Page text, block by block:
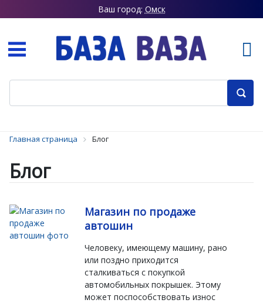
Ваш город: Омск
Главная страница Блог
Блог
Магазин по продаже
автошин
Человеку, имеющему машину, рано
или поздно приходится
сталкиваться с покупкой
автомобильных покрышек. Этому
может поспособствовать износ